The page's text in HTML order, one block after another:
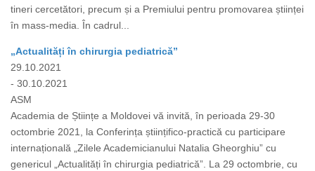
tineri cercetători, precum și a Premiului pentru promovarea științei
în mass-media. În cadrul...
„Actualități în chirurgia pediatrică”
29.10.2021
- 30.10.2021
ASM
Academia de Științe a Moldovei vă invită, în perioada 29-30
octombrie 2021, la Conferința științifico-practică cu participare
internațională „Zilele Academicianului Natalia Gheorghiu” cu
genericul „Actualități în chirurgia pediatrică”. La 29 octombrie, cu